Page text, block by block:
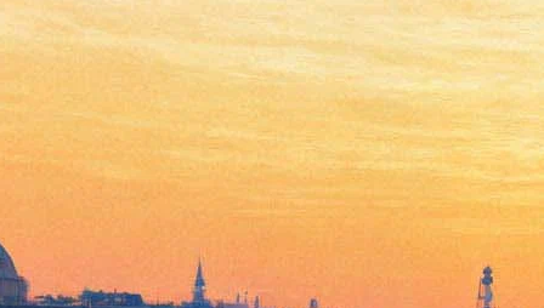
В России снимут фильм о
«группах смерти».
Участвуют оператор
«Дылды» и Алексей
25 августа 2020,